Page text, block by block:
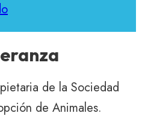
de la Sociedad
de Animales.